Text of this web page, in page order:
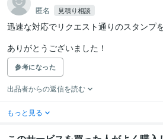
匿名 見積り相談
迅速な対応でリクエスト通りのスタンプ
ありがとうございました！
参考になった
出品者からの返信を読む
もっと見る